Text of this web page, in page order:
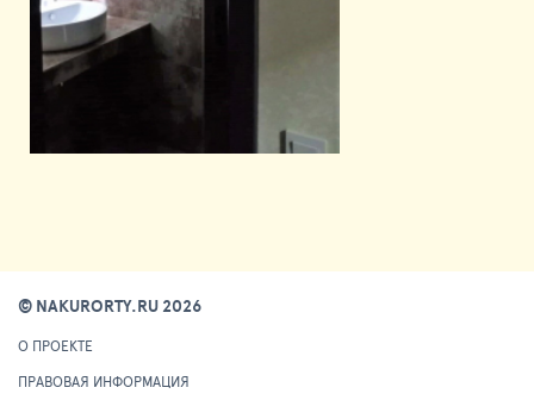
© NAKURORTY.RU 2026
О ПРОЕКТЕ
ПРАВОВАЯ ИНФОРМАЦИЯ